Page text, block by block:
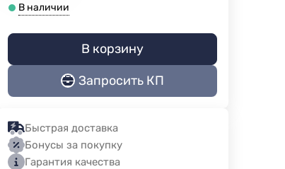
В наличии
В корзину
Запросить КП
Быстрая доставка
Бонусы за покупку
Гарантия качества